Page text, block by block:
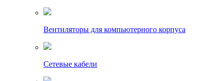
Вентиляторы для компьютерного корпуса
Сетевые кабели